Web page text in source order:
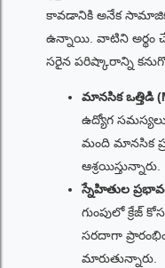
కావడానికి అనేక
ఉన్నాయి. వాటిని అర్థం
సరైన పరిష్కారాన్ని
మానసిక ఒత్తిడి
ఉద్యోగ
మంది మానసిక
ఆశ్రయిస్తున్నారు.
స్నేహితుల
గుంపులో క్రేజ్
సరదాగా
మారుతున్నారు.